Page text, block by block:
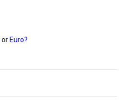
or Euro?